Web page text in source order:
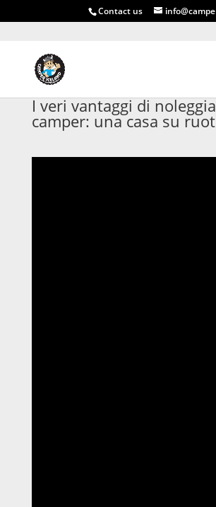
Contact us
I veri vantaggi di
camper: una casa su